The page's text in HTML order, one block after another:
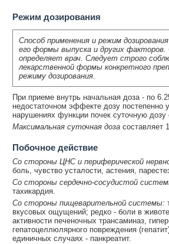
Режим дозирования
Способ применения и режим
его формы выпуска и других
определяет врач. Следует строго
лекарственной формы конкретного
режиму дозирования.
При приеме внутрь начальная доза - по
недостаточном эффекте дозу постепенно
нарушениях функции почек суточную
Максимальная суточная доза составляет
Побочное действие
Со стороны ЦНС и периферической
боль, чувство усталости, астения,
Со стороны сердечно-сосудистой
тахикардия.
Со стороны пищеварительной системы:
вкусовых ощущений; редко - боли в
активности печеночных трансаминаз,
гепатоцеллюлярного повреждения
единичных случаях - панкреатит.